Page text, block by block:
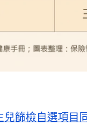
兒篩檢自選項目